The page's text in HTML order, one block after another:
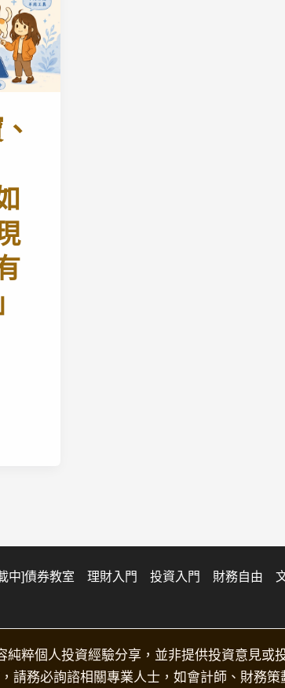
中]債券教室 理財入門 投資入門 財務自由
純粹個人投資經驗分享，並非提供投資意見或
請務必詢諮相關專業人士，如會計師、財務